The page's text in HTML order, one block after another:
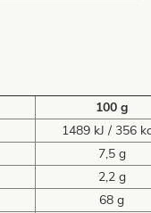
100 g
1489 kJ / 356
7,5 g
2,2 g
68 g